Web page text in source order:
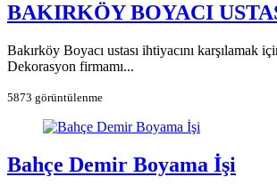
BAKIRKÖY BOYACI
Bakırköy Boyacı ustası ihtiyacını karşılamak
Dekorasyon firmamı...
5873 görüntülenme
Bahçe Demir Boyama İşi